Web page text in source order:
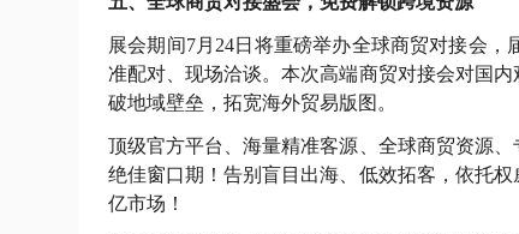
展会期间7月24日将重磅举办全球商贸对接会
准配对、现场洽谈。本次高端商贸对接会对国
破地域壁垒，拓宽海外贸易版图。
顶级官方平台、海量精准客源、全球商贸资源
绝佳窗口期！告别盲目出海、低效拓客，依托
亿市场！